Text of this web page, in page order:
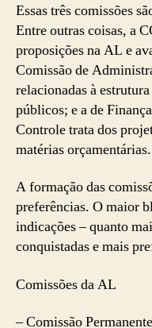
Essas três comissões
Entre outras coisas, a
proposições na AL e
Comissão de
relacionadas à
públicos; e a de
Controle trata dos
matérias orçamentárias.
A formação das
preferências. O maior
indicações – quanto
conquistadas e mais
Comissões da AL
– Comissão